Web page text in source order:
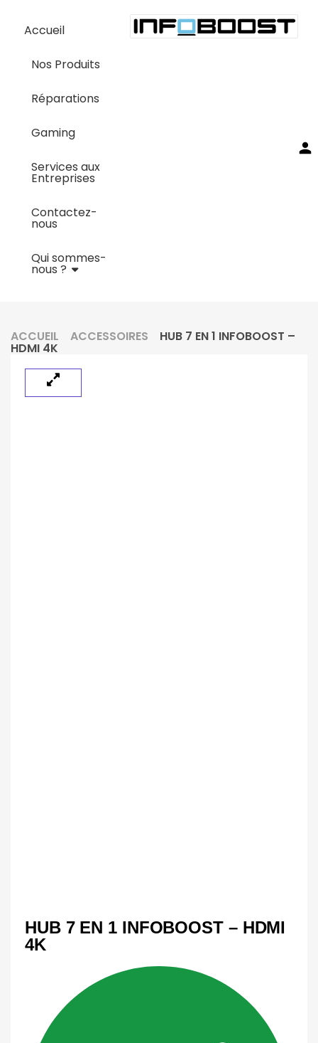
Accueil
Nos Produits
Réparations
Gaming
Services aux
Entreprises
Contactez-
nous
Qui sommes-
nous ?
ACCUEIL ACCESSOIRES HUB 7 EN 1 INFOBOOST –
HDMI 4K
HUB 7 EN 1 INFOBOOST – HDMI
4K